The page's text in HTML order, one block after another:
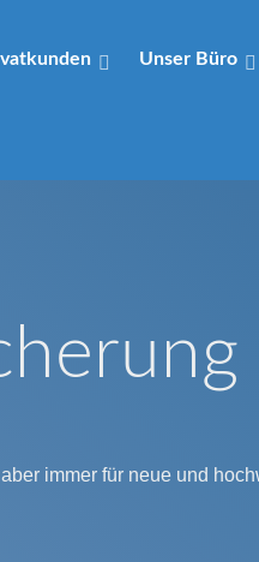
Unser Büro
immer für neue und